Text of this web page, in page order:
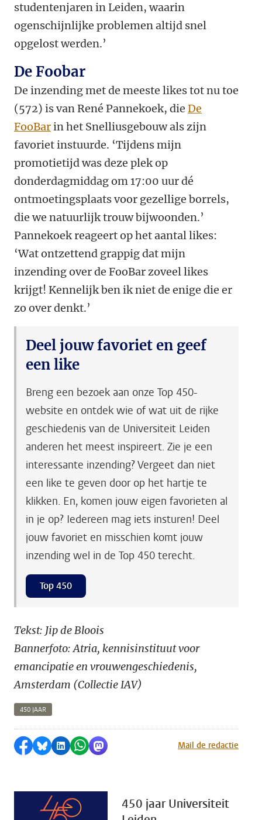
studentenjaren in Leiden, waarin
ogenschijnlijke problemen altijd snel
opgelost werden.’
De Foobar
De inzending met de meeste likes tot nu toe
(572) is van René Pannekoek, die De
FooBarin het Snelliusgebouw als zijn
favoriet instuurde. ‘Tijdens mijn
promotietijd was deze plek op
donderdagmiddag om 17:00 uur dé
ontmoetingsplaats voor gezellige borrels,
die we natuurlijk trouw bijwoonden.’
Pannekoek reageert op het aantal likes:
‘Wat ontzettend grappig dat mijn
inzending over de FooBar zoveel likes
krijgt! Kennelijk ben ik niet de enige die er
zo over denkt.’
Deel jouw favoriet en geef
een like
Breng een bezoek aan onze Top 450-
website en ontdek wie of wat uit de rijke
geschiedenis van de Universiteit Leiden
anderen het meest inspireert. Zie je een
interessante inzending? Vergeet dan niet
een like te geven door op het hartje te
klikken. En, komen jouw eigen favorieten al
in je op? Iedereen mag iets insturen! Deel
jouw favoriet en misschien komt jouw
inzending wel in de Top 450 terecht.
Top 450
Tekst: Jip de Bloois
Bannerfoto: Atria, kennisinstituut voor
emancipatie en vrouwengeschiedenis,
Amsterdam (Collectie IAV)
450 JAAR
Delen op Facebook
Delen via Bluesky
Delen op LinkedIn
Delen via WhatsApp
Delen via MastodonMail de redactie
450 jaar Universiteit